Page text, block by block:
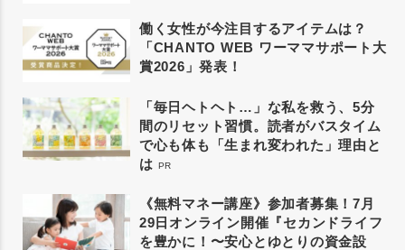
働く女性が今注目するアイテムは？
「CHANTO WEB ワーママサポート大
賞2026」発表！
「毎日ヘトヘト…」な私を救う、5分
間のリセット習慣。読者がバスタイム
で心も体も「生まれ変われた」理由と
は PR
《無料マネー講座》参加者募集！7月
29日オンライン開催『セカンドライフ
を豊かに！〜安心とゆとりの資金設